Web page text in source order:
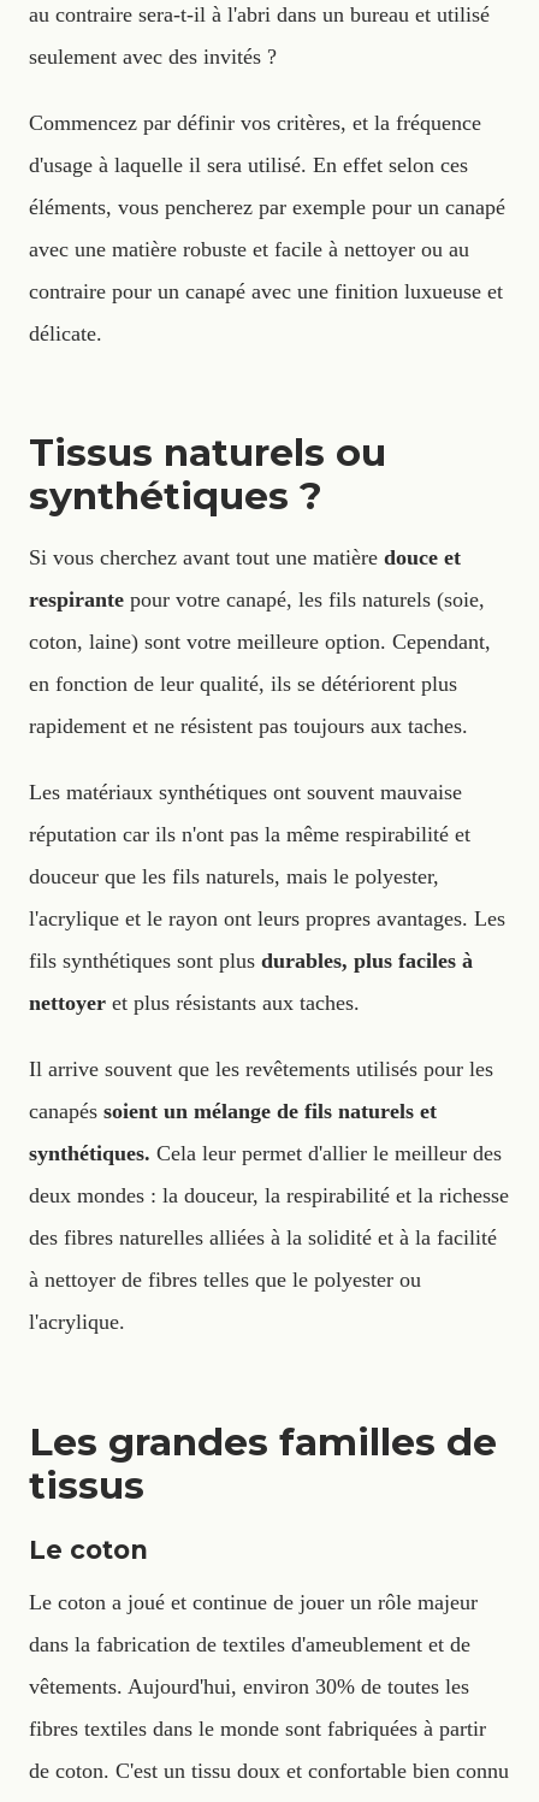
au contraire sera-t-il à l'abri dans un bureau et utilisé
seulement avec des invités ?
Commencez par définir vos critères, et la fréquence
d'usage à laquelle il sera utilisé. En effet selon ces
éléments, vous pencherez par exemple pour un canapé
avec une matière robuste et facile à nettoyer ou au
contraire pour un canapé avec une finition luxueuse et
délicate.
Tissus naturels ou
synthétiques ?
Si vous cherchez avant tout une matière douce et
respirante pour votre canapé, les fils naturels (soie,
coton, laine) sont votre meilleure option. Cependant,
en fonction de leur qualité, ils se détériorent plus
rapidement et ne résistent pas toujours aux taches.
Les matériaux synthétiques ont souvent mauvaise
réputation car ils n'ont pas la même respirabilité et
douceur que les fils naturels, mais le polyester,
l'acrylique et le rayon ont leurs propres avantages. Les
fils synthétiques sont plus durables, plus faciles à
nettoyer et plus résistants aux taches.
Il arrive souvent que les revêtements utilisés pour les
canapés soient un mélange de fils naturels et
synthétiques. Cela leur permet d'allier le meilleur des
deux mondes : la douceur, la respirabilité et la richesse
des fibres naturelles alliées à la solidité et à la facilité
à nettoyer de fibres telles que le polyester ou
l'acrylique.
Les grandes familles de
tissus
Le coton
Le coton a joué et continue de jouer un rôle majeur
dans la fabrication de textiles d'ameublement et de
vêtements. Aujourd'hui, environ 30% de toutes les
fibres textiles dans le monde sont fabriquées à partir
de coton. C'est un tissu doux et confortable bien connu